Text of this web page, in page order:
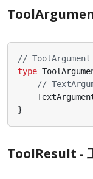
// ToolArgument
type
//
}
ToolResult -